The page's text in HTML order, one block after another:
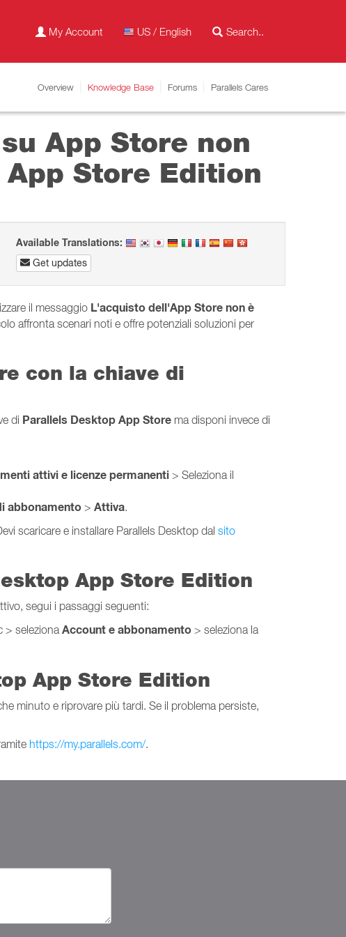
My Account US / English
Overview Knowledge Base Forums Parallels Cares
App Store non
Store Edition
Available Translations:
Get updates
il messaggio L'acquisto dell'App Store non è
affronta scenari noti e offre potenziali soluzioni per
con la chiave di
di Parallels Desktop App Store ma disponi invece di
attivi e licenze permanenti > Seleziona il
abbonamento > Attiva.
scaricare e installare Parallels Desktop dal sito
App Store Edition
segui i passaggi seguenti:
> seleziona Account e abbonamento > seleziona la
App Store Edition
minuto e riprovare più tardi. Se il problema persiste,
https://my.parallels.com/.